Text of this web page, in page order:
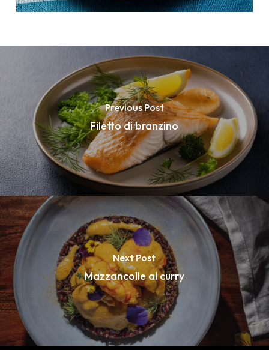
Previous Post
Filetto di branzino
Next Post
Mazzancolle al curry